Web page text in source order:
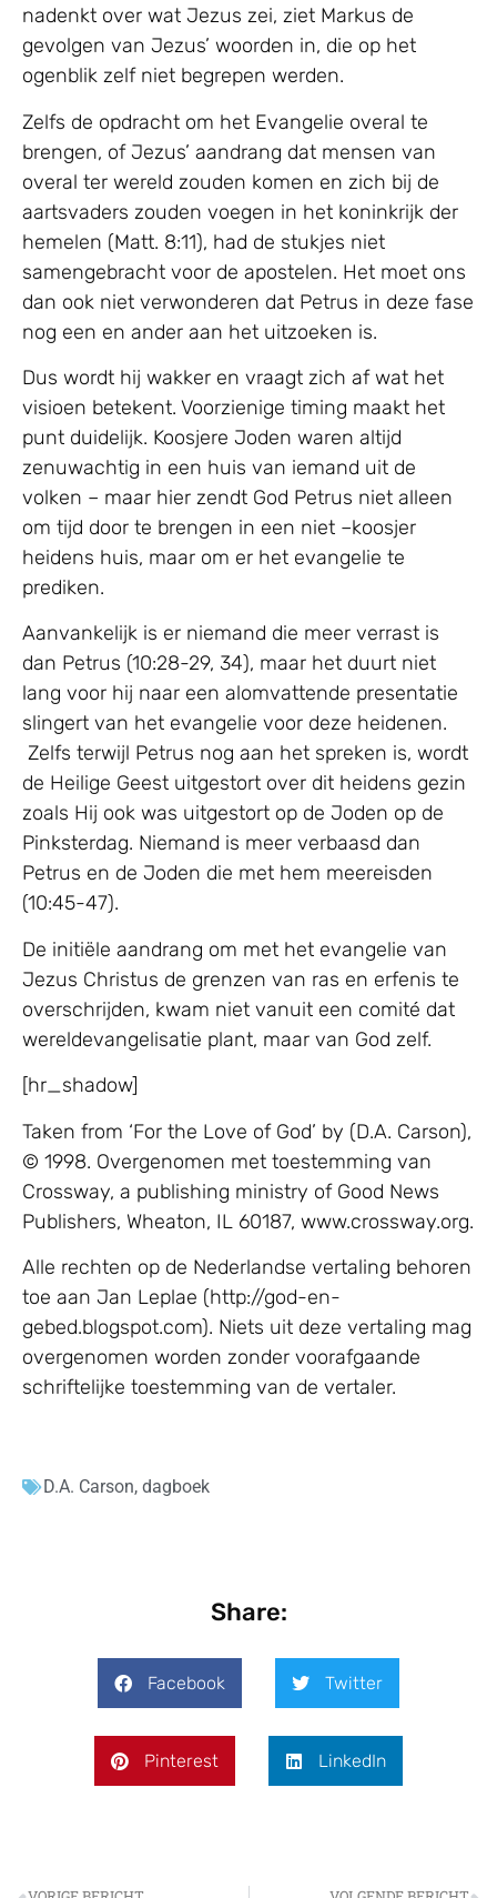
nadenkt over wat Jezus zei, ziet Markus de
gevolgen van Jezus’ woorden in, die op het
ogenblik zelf niet begrepen werden.
Zelfs de opdracht om het Evangelie overal te
brengen, of Jezus’ aandrang dat mensen van
overal ter wereld zouden komen en zich bij de
aartsvaders zouden voegen in het koninkrijk der
hemelen (Matt. 8:11), had de stukjes niet
samengebracht voor de apostelen. Het moet ons
dan ook niet verwonderen dat Petrus in deze fase
nog een en ander aan het uitzoeken is.
Dus wordt hij wakker en vraagt zich af wat het
visioen betekent. Voorzienige timing maakt het
punt duidelijk. Koosjere Joden waren altijd
zenuwachtig in een huis van iemand uit de
volken – maar hier zendt God Petrus niet alleen
om tijd door te brengen in een niet –koosjer
heidens huis, maar om er het evangelie te
prediken.
Aanvankelijk is er niemand die meer verrast is
dan Petrus (10:28-29, 34), maar het duurt niet
lang voor hij naar een alomvattende presentatie
slingert van het evangelie voor deze heidenen.
Zelfs terwijl Petrus nog aan het spreken is, wordt
de Heilige Geest uitgestort over dit heidens gezin
zoals Hij ook was uitgestort op de Joden op de
Pinksterdag. Niemand is meer verbaasd dan
Petrus en de Joden die met hem meereisden
(10:45-47).
De initiële aandrang om met het evangelie van
Jezus Christus de grenzen van ras en erfenis te
overschrijden, kwam niet vanuit een comité dat
wereldevangelisatie plant, maar van God zelf.
[hr_shadow]
Taken from ‘For the Love of God’ by (D.A. Carson),
© 1998. Overgenomen met toestemming van
Crossway, a publishing ministry of Good News
Publishers, Wheaton, IL 60187, www.crossway.org.
Alle rechten op de Nederlandse vertaling behoren
toe aan Jan Leplae (http://god-en-
gebed.blogspot.com). Niets uit deze vertaling mag
overgenomen worden zonder voorafgaande
schriftelijke toestemming van de vertaler.
D.A. Carson, dagboek
Share:
Facebook Twitter
Pinterest LinkedIn